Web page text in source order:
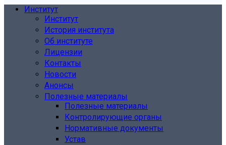
Институт
Институт
История института
Об институте
Лицензии
Контакты
Новости
Анонсы
Полезные материалы
Полезные материалы
Контролирующие органы
Нормативные документы
Устав